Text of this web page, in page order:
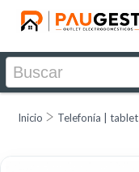
Inicio Telefonía | tablet